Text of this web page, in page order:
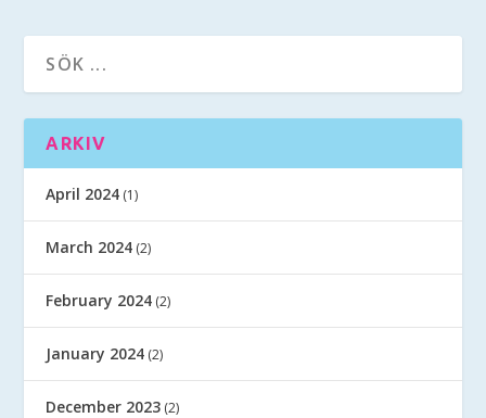
ARKIV
April 2024 (1)
March 2024 (2)
February 2024 (2)
January 2024 (2)
December 2023 (2)